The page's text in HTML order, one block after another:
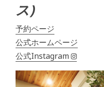
ス)
予約ページ
公式ホームページ
公式Instagram